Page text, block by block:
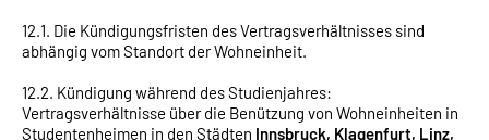
12.1. Die Kündigungsfristen des Vertragsverhältnisses sind
abhängig vom Standort der Wohneinheit.
12.2. Kündigung während des Studienjahres:
Vertragsverhältnisse über die Benützung von Wohneinheiten in
Studentenheimen in den Städten Innsbruck, Klagenfurt, Linz,